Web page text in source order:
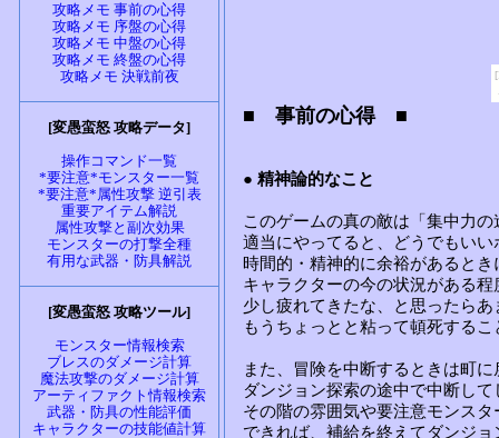
攻略メモ 事前の心得
攻略メモ 序盤の心得
攻略メモ 中盤の心得
攻略メモ 終盤の心得
攻略メモ 決戦前夜
[変愚蛮怒 攻略データ]
操作コマンド一覧
*要注意*モンスター一覧
*要注意*属性攻撃 逆引表
重要アイテム解説
属性攻撃と副次効果
モンスターの打撃全種
有用な武器・防具解説
[変愚蛮怒 攻略ツール]
モンスター情報検索
ブレスのダメージ計算
魔法攻撃のダメージ計算
アーティファクト情報検索
武器・防具の性能評価
キャラクターの技能値計算